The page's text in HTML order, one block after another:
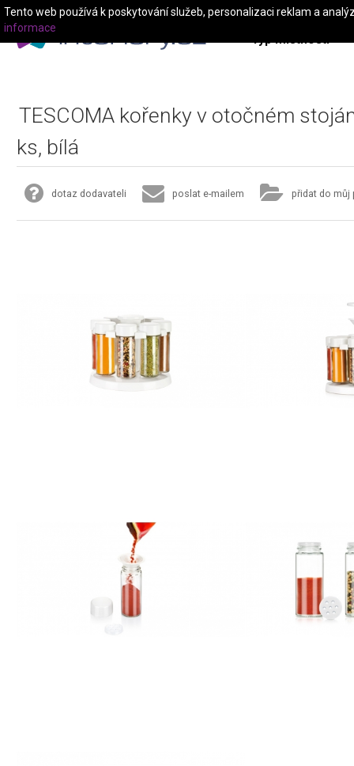
Typ místnosti
TESCOMA kořenky v otočném
ks, bílá
dotaz dodavateli poslat e-mailem přidat do můj
Tento web používá k poskytování služeb, personalizaci reklam a
informace